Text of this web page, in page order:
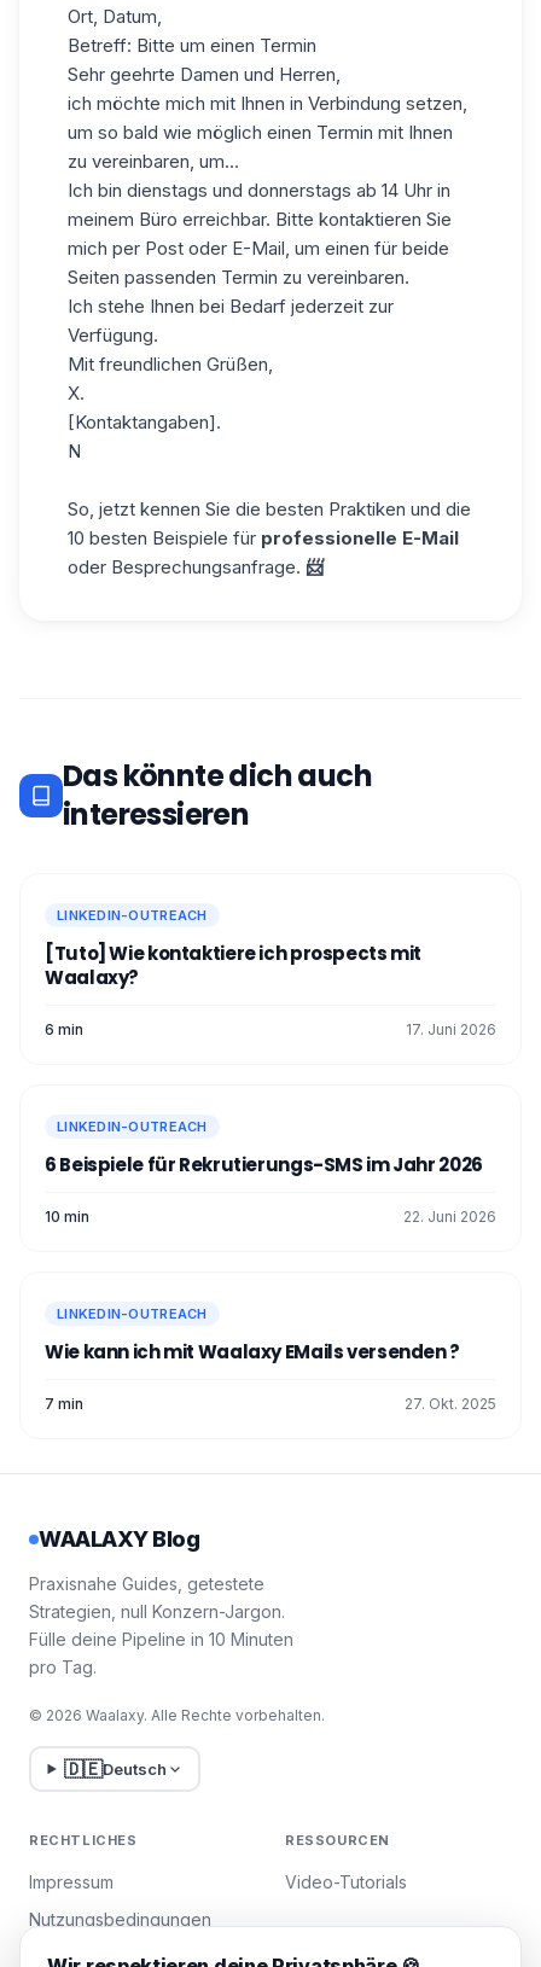
Ort, Datum,
Betreff: Bitte um einen Termin
Sehr geehrte Damen und Herren,
ich möchte mich mit Ihnen in Verbindung setzen,
um so bald wie möglich einen Termin mit Ihnen
zu vereinbaren, um...
Ich bin dienstags und donnerstags ab 14 Uhr in
meinem Büro erreichbar. Bitte kontaktieren Sie
mich per Post oder E-Mail, um einen für beide
Seiten passenden Termin zu vereinbaren.
Ich stehe Ihnen bei Bedarf jederzeit zur
Verfügung.
Mit freundlichen Grüßen,
X.
[Kontaktangaben].
N
So, jetzt kennen Sie die besten Praktiken und die
10 besten Beispiele für professionelle E-Mail
oder Besprechungsanfrage. 📨
Das könnte dich auch
interessieren
LINKEDIN-OUTREACH
[Tuto] Wie kontaktiere ich prospects mit
Waalaxy?
6 min 17. Juni 2026
LINKEDIN-OUTREACH
6 Beispiele für Rekrutierungs-SMS im Jahr 2026
10 min 22. Juni 2026
LINKEDIN-OUTREACH
Wie kann ich mit Waalaxy EMails versenden ?
7 min 27. Okt. 2025
WAALAXY Blog
Praxisnahe Guides, getestete
Strategien, null Konzern-Jargon.
Fülle deine Pipeline in 10 Minuten
pro Tag.
© 2026 Waalaxy. Alle Rechte vorbehalten.
🇩🇪Deutsch
RECHTLICHES
Impressum
Nutzungsbedingungen
Datenschutzrichtlinie
RESSOURCEN
Video-Tutorials